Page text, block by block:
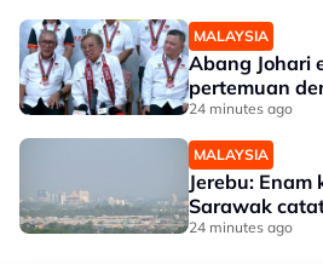
MALAYSIA
Abang Johari
pertemuan
24 minutes ago
MALAYSIA
Jerebu:
Sarawak
24 minutes ago